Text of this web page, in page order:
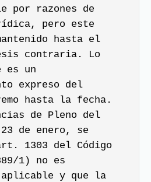
por razones de
pero este
hasta el
contraria. Lo
es un
expreso del
hasta la fecha.
de Pleno del
de enero, se
1303 del Código
1) no es
aplicable y que la